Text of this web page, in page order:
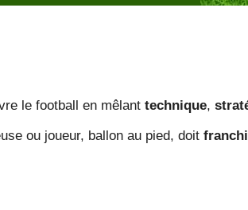
le football en mêlant technique,
ou joueur, ballon au pied, doit